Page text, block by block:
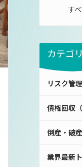
す
カテゴ
リスク管
債権回収（
倒産・破
業界最新